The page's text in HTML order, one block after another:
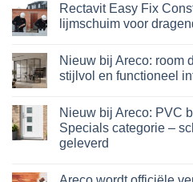
Rectavit Easy Fix
lijmschuim voor
Nieuw bij Areco: room
stijlvol en functioneel
Nieuw bij Areco: PVC
Specials categorie –
geleverd